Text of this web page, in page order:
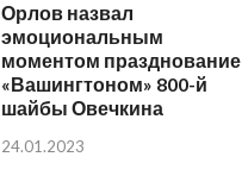
Орлов назвал
эмоциональным
моментом празднование
«Вашингтоном» 800-й
шайбы Овечкина
24.01.2023